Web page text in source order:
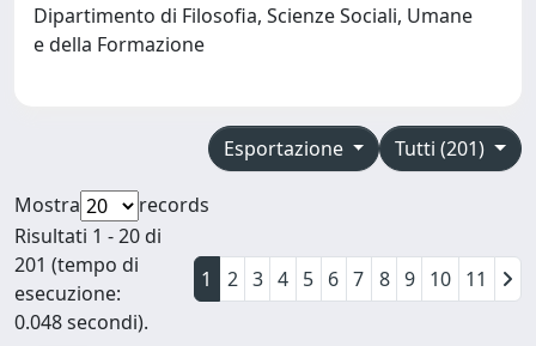
Dipartimento di Filosofia, Scienze Sociali, Umane
e della Formazione
Tutti (201)
Esportazione
Mostra
records
Risultati 1 - 20 di
201 (tempo di
esecuzione:
0.048 secondi).
1 2 3 4 5 6 7 8 9 10 11